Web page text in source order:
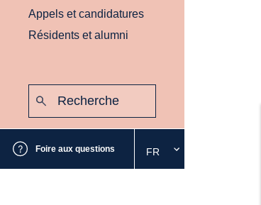
Appels et candidatures
Résidents et alumni
Foire aux questions
Sélectionnez
la
FR